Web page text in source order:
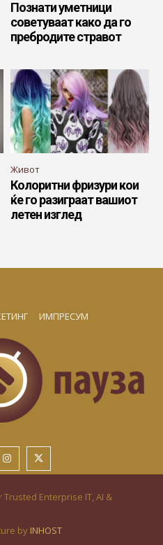
Познати уметници
советуваат како да го
пребродите стравот
Живот
Колоритни фризури кои
ќе го разиграат вашиот
летен изглед
ИМПРЕСУМ
Trusted Enterprise IT, AI &
by INHOST